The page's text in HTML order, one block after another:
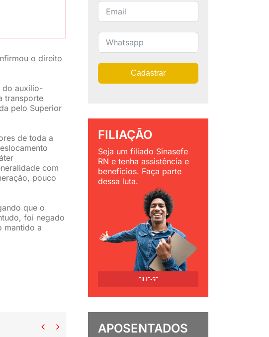
o direito
do auxílio-
transporte
pelo Superior
de toda a
com
pouco
que o
foi negado
mantido a
 
Cadastrar
FILIAÇÃO
Seja um filiado Sinasefe
RN e tenha assistência e
benefícios. Faça parte
dessa luta.
FILIE-SE
APOSENTADOS